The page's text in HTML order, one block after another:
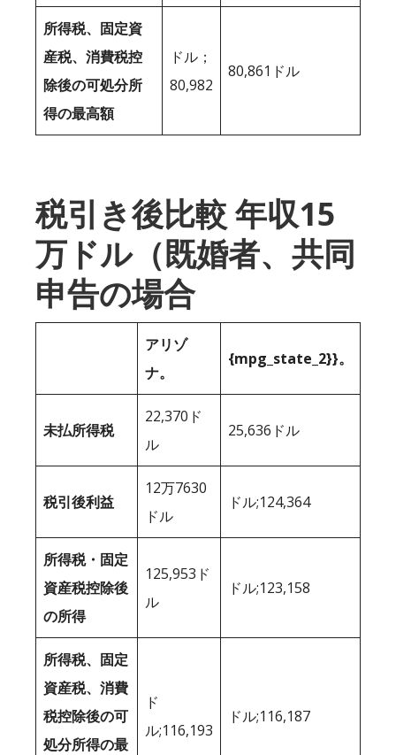
所得税、固定資
産税、消費税控
除後の可処分所
得の最高額
ドル；
80,982
80,861ドル
税引き後比較 年収15
万ドル（既婚者、共同
申告の場合
アリゾ
ナ。
{mpg_state_2}}。
未払所得税
22,370ド
ル
25,636ドル
税引後利益
12万7630
ドル
ドル;124,364
所得税・固定
資産税控除後
の所得
125,953ド
ル
ドル;123,158
所得税、固定
資産税、消費
税控除後の可
処分所得の最
ド
ル;116,193
ドル;116,187